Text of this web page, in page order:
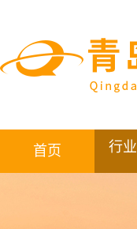
首页 行